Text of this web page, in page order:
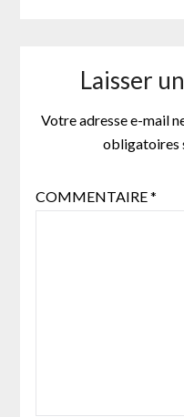
Laisser
Votre adresse e-mail
obligatoires
COMMENTAIRE*